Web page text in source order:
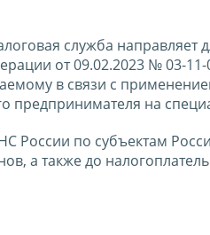
служба направляет
от 09.02.2023 № 03-
в связи с
предпринимателя на
России по субъектам
а также до